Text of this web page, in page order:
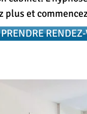
plus et
PRENDRE
plus et
PRENDRE